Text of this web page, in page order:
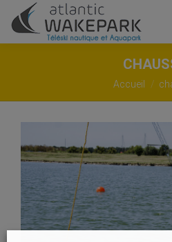
Vous êtes
Accueil